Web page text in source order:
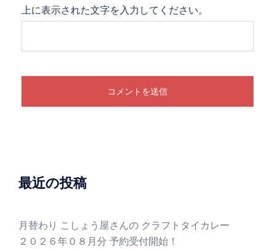
上に表示された文字を入力してください。
最近の投稿
月替わり こしょう屋さんの クラフトタイカレー
２０２６年０８月分 予約受付開始！